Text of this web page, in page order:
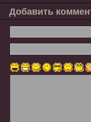
Добавить